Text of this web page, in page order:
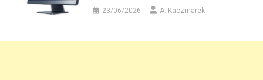
23/06/2026 A. Kaczmarek